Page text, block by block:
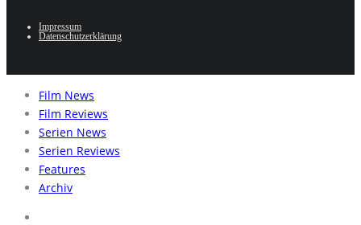
Impressum
Datenschutzerklärung
Film News
Film Reviews
Serien News
Serien Reviews
Features
Archiv